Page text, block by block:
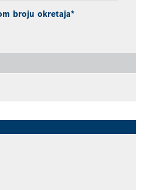
broju okretaja*